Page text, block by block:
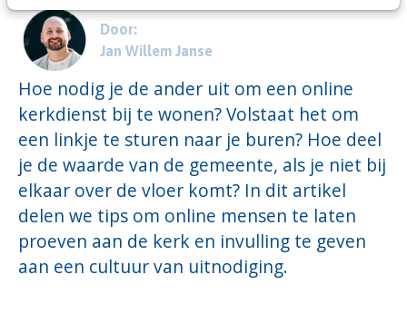
Door:
Jan Willem Janse
Hoe nodig je de ander uit om een online
kerkdienst bij te wonen? Volstaat het om
een linkje te sturen naar je buren? Hoe deel
je de waarde van de gemeente, als je niet bij
elkaar over de vloer komt? In dit artikel
delen we tips om online mensen te laten
proeven aan de kerk en invulling te geven
aan een cultuur van uitnodiging.